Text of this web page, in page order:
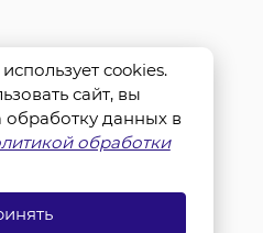
cookies.
сайт, вы
обработку данных в
обработки